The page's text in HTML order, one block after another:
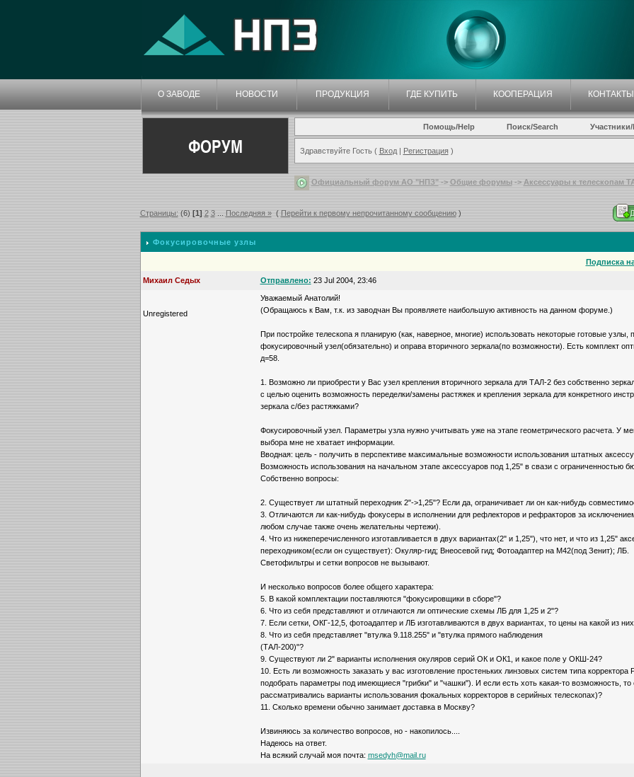
О ЗАВОДЕ НОВОСТИ ПРОДУКЦИЯ ГДЕ КУПИТЬ КООПЕРАЦИЯ КОНТАКТЫ
ФОРУМ
Помощь/Help Поиск/Search
Здравствуйте Гость ( Вход| Регистрация)
Официальный форум АО "НПЗ"-> Общие форумы-> Аксессуары к телескопам
Страницы: (6) [1] 2 3... Последняя » ( Перейти к первому непрочитанному сообщению)
Фокусировочные узлы
Подписка
Михаил Седых Отправлено: 23 Jul 2004, 23:46
Unregistered
Уважаемый Анатолий!
(Обращаюсь к Вам, т.к. из заводчан Вы проявляете наибольшую активность на данном форуме.)
При постройке телескопа я планирую (как, наверное, многие) использовать некоторые готовые
фокусировочный узел(обязательно) и оправа вторичного зеркала(по возможности). Есть комплект
д=58.
1. Возможно ли приобрести у Вас узел крепления вторичного зеркала для ТАЛ-2 без собственно
с целью оценить возможность переделки/замены растяжек и крепления зеркала для конкретного
зеркала с/без растяжками?
Фокусировочный узел. Параметры узла нужно учитывать уже на этапе геометрического расчета. У
выбора мне не хватает информации.
Вводная: цель - получить в перспективе максимальные возможности использования штатных
Возможность использования на начальном этапе аксессуаров под 1,25" в свази с ограниченностью
Собственно вопросы:
2. Существует ли штатный переходник 2"->1,25"? Если да, ограничивает ли он как-нибудь
3. Отличаются ли как-нибудь фокусеры в исполнении для рефлекторов и рефракторов за
любом случае также очень желательны чертежи).
4. Что из нижеперечисленного изготавливается в двух вариантах(2" и 1,25"), что нет, и что из 1,25"
переходником(если он существует): Окуляр-гид; Внеосевой гид; Фотоадаптер на М42(под Зенит); ЛБ.
Светофильтры и сетки вопросов не вызывают.
И несколько вопросов более общего характера:
5. В какой комплектации поставляются "фокусировщики в сборе"?
6. Что из себя представляют и отличаются ли оптические схемы ЛБ для 1,25 и 2"?
7. Если сетки, ОКГ-12,5, фотоадаптер и ЛБ изготавливаются в двух вариантах, то цены на какой из
8. Что из себя представляет "втулка 9.118.255" и "втулка прямого наблюдения
(ТАЛ-200)"?
9. Существуют ли 2" варианты исполнения окуляров серий ОК и ОК1, и какое поле у ОКШ-24?
10. Есть ли возможность заказать у вас изготовление простеньких линзовых систем типа
подобрать параметры под имеющиеся "грибки" и "чашки"). И если есть хоть какая-то возможность, то
рассматривались варианты использования фокальных корректоров в серийных телескопах)?
11. Сколько времени обычно занимает доставка в Москву?
Извиняюсь за количество вопросов, но - накопилось....
Надеюсь на ответ.
На всякий случай моя почта: msedyh@mail.ru